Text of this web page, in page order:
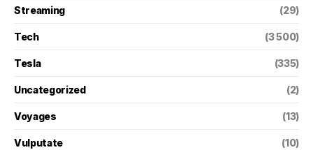
Streaming (29)
Tech (3 500)
Tesla (335)
Uncategorized (2)
Voyages (13)
Vulputate (10)